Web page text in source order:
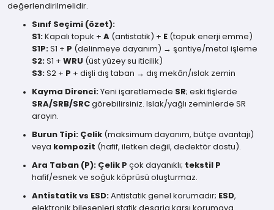
değerlendirilmelidir.
Sınıf Seçimi (özet):
S1: Kapalı topuk + A (antistatik) + E (topuk enerji emme)
S1P: S1 + P (delinmeye dayanım) → şantiye/metal işleme
S2: S1 + WRU (üst yüzey su iticilik)
S3: S2 + P + dişli dış taban → dış mekân/ıslak zemin
Kayma Direnci: Yeni işaretlemede SR; eski fişlerde
SRA/SRB/SRC görebilirsiniz. Islak/yağlı zeminlerde SR
arayın.
Burun Tipi: Çelik (maksimum dayanım, bütçe avantajı)
veya kompozit (hafif, iletken değil, dedektör dostu).
Ara Taban (P): Çelik P çok dayanıklı; tekstil P
hafif/esnek ve soğuk köprüsü oluşturmaz.
Antistatik vs ESD: Antistatik genel korumadır; ESD,
elektronik bileşenleri statik deşarja karşı korumaya